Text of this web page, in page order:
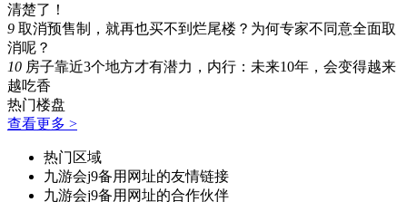
清楚了！
9 取消预售制，就再也买不到烂尾楼？为何专家不同意全面取
消呢？
10 房子靠近3个地方才有潜力，内行：未来10年，会变得越来
越吃香
热门楼盘
查看更多 >
热门区域
九游会j9备用网址的友情链接
九游会j9备用网址的合作伙伴